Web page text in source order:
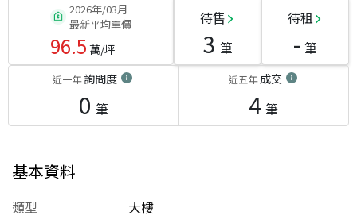
2026年/03月
最新平均單價
96.5 萬/坪
待售
3 筆
待租
- 筆
近一年詢問度
0 筆
近五年成交
4 筆
基本資料
類型
大樓